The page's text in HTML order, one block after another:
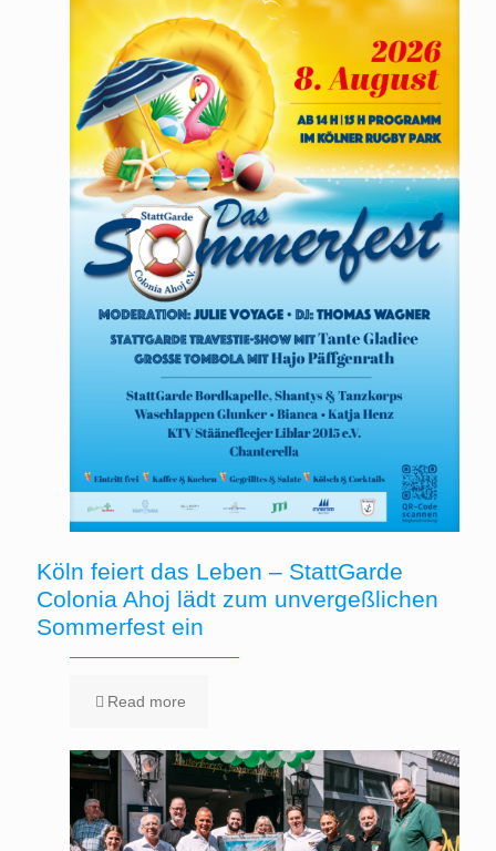
Köln feiert das Leben – StattGarde
Colonia Ahoj lädt zum unvergeßlichen
Sommerfest ein
Read more